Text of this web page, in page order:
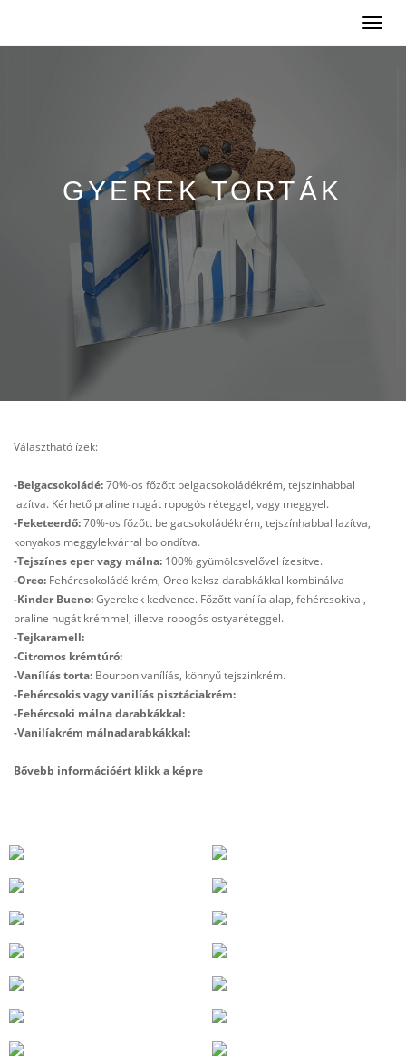
Toggle
GYEREK TORTÁK
Választható ízek:
-Belgacsokoládé:70%-os főzőtt belgacsokoládékrém, tejszínhabbal
lazítva. Kérhető praline nugát ropogós réteggel, vagy meggyel.
-Feketeerdő:70%-os főzőtt belgacsokoládékrém, tejszínhabbal lazítva,
konyakos meggylekvárral bolondítva.
-Tejszínes eper vagy málna: 100% gyümölcsvelővel ízesítve.
-Oreo: Fehércsokoládé krém, Oreo keksz darabkákkal kombinálva
-Kinder Bueno:Gyerekek kedvence. Főzőtt vanílía alap, fehércsokival,
praline nugát krémmel, illetve ropogós ostyaréteggel.
-Tejkaramell:
-Citromos krémtúró:
-Vanílíás torta: Bourbon vanílíás, könnyű tejszinkrém.
-Fehércsokis vagy vanilíás pisztáciakrém:
-Fehércsoki málna darabkákkal:
-Vanilíakrém málnadarabkákkal:
Bővebb információért klikk a képre